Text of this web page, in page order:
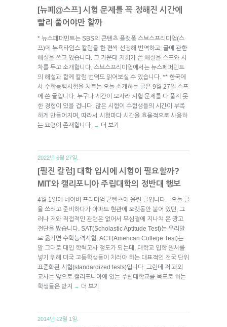
[뉴페@스프] 시험 문제를 꼭 정해진 시간에
빨리 풀어야만 할까
* 뉴스페퍼민트는 SBS의 콘텐츠 플랫폼 스브스프리미엄(스
프)에 뉴욕타임스 칼럼을 한 편씩 선정해 번역하고, 글에 관한
해설을 쓰고 있습니다. 그 가운데 저희가 쓴 해설을 스프와 시
차를 두고 소개합니다. 스브스프리미엄에서는 뉴스페퍼민트
의 해설과 함께 칼럼 번역도 읽어보실 수 있습니다. ** 한국에
서 수학능력시험을 치르는 오늘 소개하는 글은 9월 27일 스프
에 쓴 글입니다. 누구나 시간이 모자라 시험 문제를 다 풀지 못
한 경험이 있을 겁니다. 많은 시험이 수험생들의 시간이 부족
하게 만들어지며, 따라서 시험마다 시간을 효율적으로 사용하
는 요령이 존재합니다.
→ 더 보기
2022년 6월 27일.
[필진 칼럼] 대학 입시에 시험이 필요할까?
MIT와 캘리포니아 주립대학의 정반대 행보
4월 1일에 네이버 프리미엄 콘텐츠에 올린 글입니다. 오늘 글
을 쓰려고 준비하다가 아파트 현관에 오랫동안 붙어 있던, 그
러나 저와 직접적인 관련은 없어서 무심결에 지나쳐 온 광고
전단을 봤습니다. SAT(Scholastic Aptitude Test)는 우리말
로 옮기면 수학능력시험, ACT(American College Test)는
말 그대로 대입 학력고사 정도가 되는데, 대학교 입학 원서를
넣기 위해 미국 고등학생들이 치러야 하는 대표적인 전국 단위
표준화된 시험(standardized tests)입니다. 그런데 저 과외
교사는 앞으로 캘리포니아에 있는 주립대학교를 목표로 하는
학생들은 받지
→ 더 보기
2014년 12월 1일.